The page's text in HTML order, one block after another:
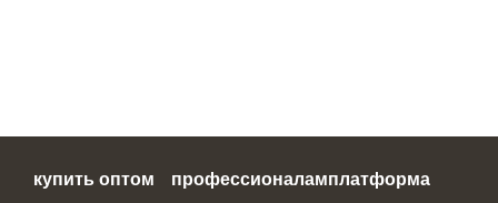
купить оптом профессионаламплатформа